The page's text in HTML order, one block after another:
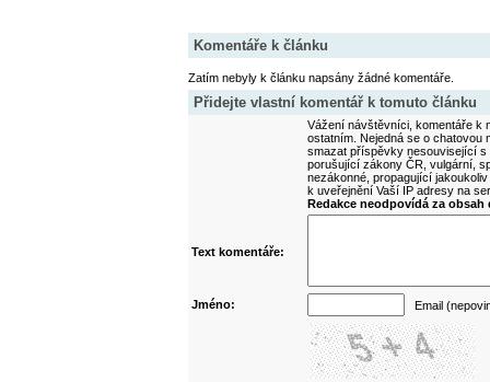
Komentáře k článku
Zatím nebyly k článku napsány žádné komentáře.
Přidejte vlastní komentář k tomuto článku
Vážení návštěvníci, komentáře k
ostatním. Nejedná se o
smazat příspěvky nesouvisející
porušující zákony ČR, vulgární,
nezákonné, propagující
k uveřejnění Vaší IP adresy na
Redakce neodpovídá za
Text komentáře:
Jméno: Email